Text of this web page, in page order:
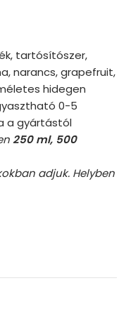
tartósítószer,
narancs, grapefruit,
hidegen
0-5
a gyártástól
250 ml, 500
adjuk. Helyben